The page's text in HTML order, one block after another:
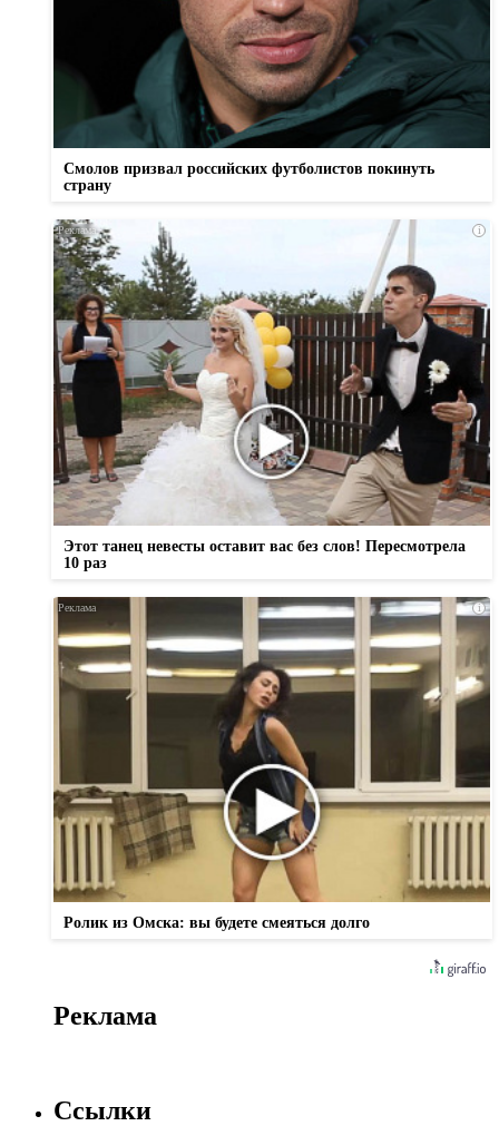
Смолов призвал российских футболистов покинуть
страну
i
Этот танец невесты оставит вас без слов! Пересмотрела
10 раз
i
Ролик из Омска: вы будете смеяться долго
Реклама
Ссылки